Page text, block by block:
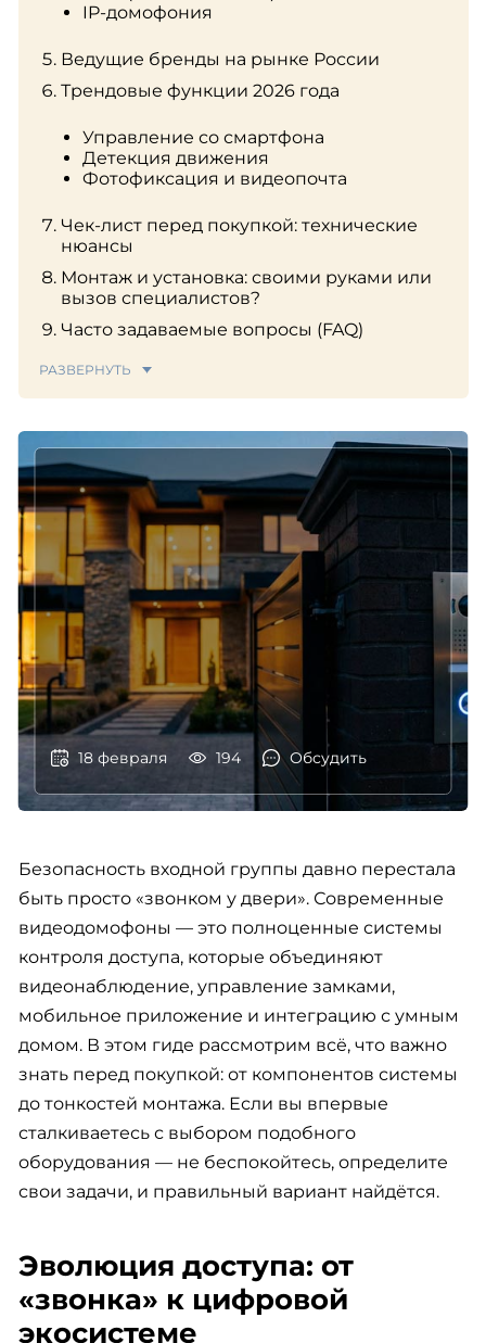
IP-домофония
Ведущие бренды на рынке России
Трендовые функции 2026 года
Управление со смартфона
Детекция движения
Фотофиксация и видеопочта
Чек-лист перед покупкой: технические
нюансы
Монтаж и установка: своими руками или
вызов специалистов?
Часто задаваемые вопросы (FAQ)
РАЗВЕРНУТЬ
18 февраля 194 Обсудить
Безопасность входной группы давно перестала
быть просто «звонком у двери». Современные
видеодомофоны — это полноценные системы
контроля доступа, которые объединяют
видеонаблюдение, управление замками,
мобильное приложение и интеграцию с умным
домом. В этом гиде рассмотрим всё, что важно
знать перед покупкой: от компонентов системы
до тонкостей монтажа. Если вы впервые
сталкиваетесь с выбором подобного
оборудования — не беспокойтесь, определите
свои задачи, и правильный вариант найдётся.
Эволюция доступа: от
«звонка» к цифровой
экосистеме